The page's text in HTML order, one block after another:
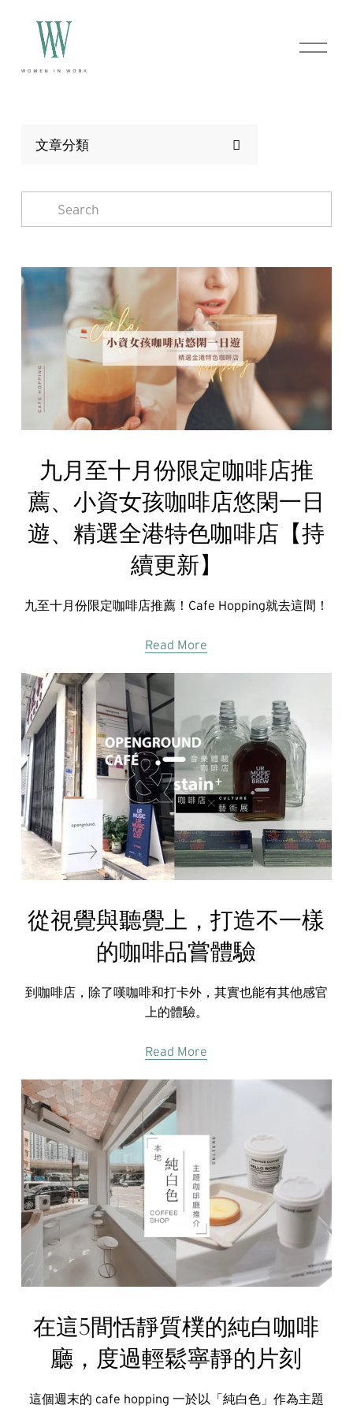
O
p
文章分類
九月至十月份限定咖啡店推
薦、小資女孩咖啡店悠閑一日
遊、精選全港特色咖啡店【持
續更新】
九至十月份限定咖啡店推薦！Cafe Hopping就去這間！
Read More
從視覺與聽覺上，打造不一樣
的咖啡品嘗體驗
到咖啡店，除了嘆咖啡和打卡外，其實也能有其他感官
上的體驗。
Read More
在這5間恬靜質樸的純白咖啡
廳，度過輕鬆寧靜的片刻
這個週末的 cafe hopping 一於以「純白色」作為主題